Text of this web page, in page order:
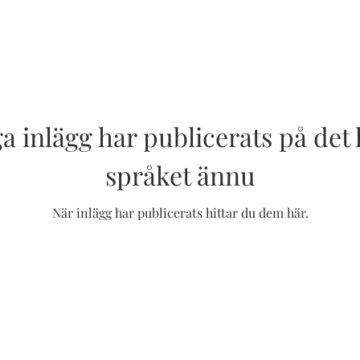
inlägg har publicerats på det
språket ännu
När inlägg har publicerats hittar du dem här.